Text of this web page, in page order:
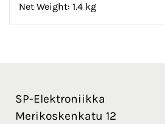
Net Weight: 1.4 kg
SP-Elektroniikka
Merikoskenkatu 12